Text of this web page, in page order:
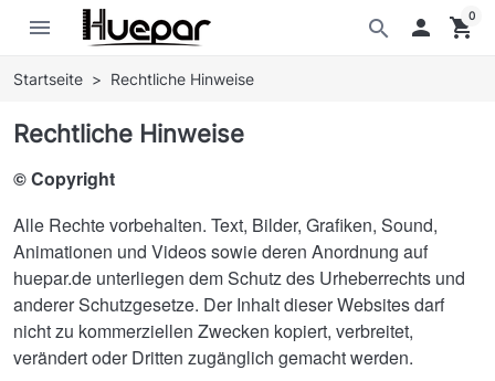
menu search  shopping_cart
0
Startseite Rechtliche Hinweise
Rechtliche Hinweise
© Copyright
Alle Rechte vorbehalten. Text, Bilder, Grafiken, Sound,
Animationen und Videos sowie deren Anordnung auf
huepar.de unterliegen dem Schutz des Urheberrechts und
anderer Schutzgesetze. Der Inhalt dieser Websites darf
nicht zu kommerziellen Zwecken kopiert, verbreitet,
verändert oder Dritten zugänglich gemacht werden.